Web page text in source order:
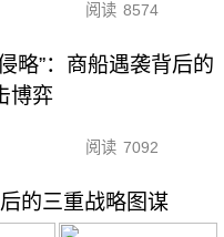
阅读 8574
略”：商船遇袭背后的
博弈
阅读 7092
的三重战略图谋